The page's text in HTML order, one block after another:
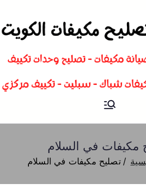
مكيفات
مكيفات في السلام
تصليح مكيفات في السلام